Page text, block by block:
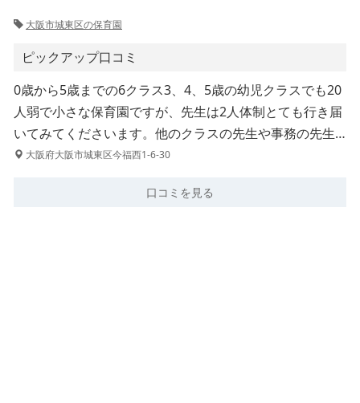
大阪市城東区の保育園
ピックアップ口コミ
0歳から5歳までの6クラス3、4、5歳の幼児クラスでも20
人弱で小さな保育園ですが、先生は2人体制とても行き届
いてみてくださいます。他のクラスの先生や事務の先生…
大阪府大阪市城東区今福西1-6-30
口コミを見る